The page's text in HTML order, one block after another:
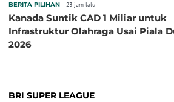
BERITA PILIHAN 23 jam lalu
Kanada Suntik CAD 1 Miliar untuk
Infrastruktur Olahraga Usai Piala
2026
BRI SUPER LEAGUE